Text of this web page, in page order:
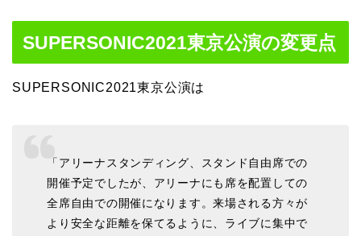
SUPERSONIC2021東京公演の変更点
SUPERSONIC2021東京公演は
「アリーナスタンディング、スタンド自由席での
開催予定でしたが、アリーナにも席を配置しての
全席自由での開催になります。来場される方々が
より安全な距離を保てるように、ライブに集中で